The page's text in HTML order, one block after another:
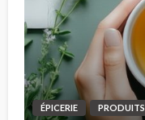
ÉPICERIE PRODUITS